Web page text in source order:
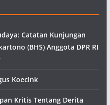
Catatan Kunjungan
(BHS) Anggota DPR RI
Koecink
Kritis Tentang Derita